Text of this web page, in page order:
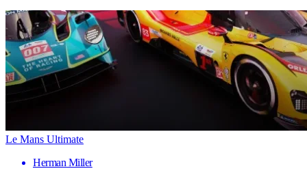
Le Mans Ultimate
Herman Miller